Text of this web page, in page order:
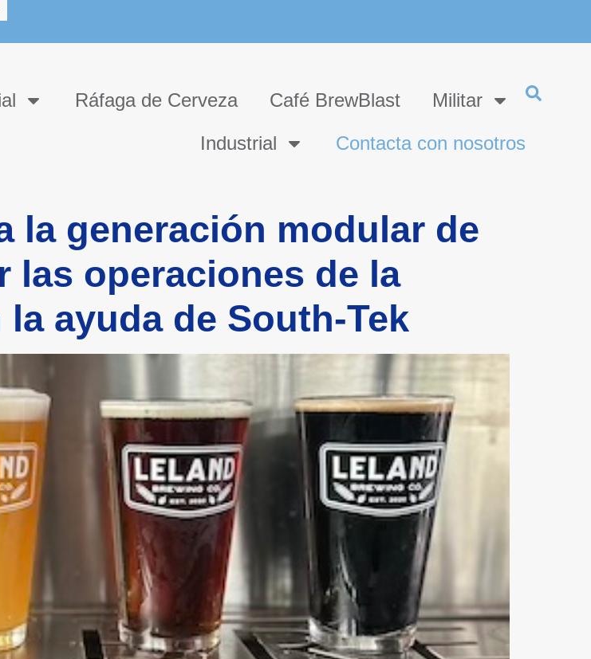
Ráfaga de Cerveza Café BrewBlast
Militar
Industrial
Contacta con nosotros
la generación modular de
las operaciones de la
ayuda de South-Tek